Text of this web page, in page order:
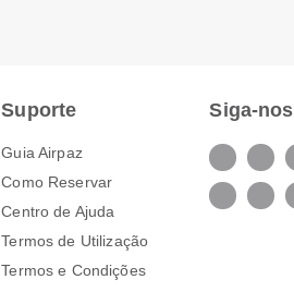
Suporte
Guia Airpaz
Como Reservar
Centro de Ajuda
Termos de Utilização
Termos e Condições
Siga-nos